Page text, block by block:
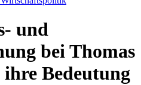
und
bei Thomas
Bedeutung